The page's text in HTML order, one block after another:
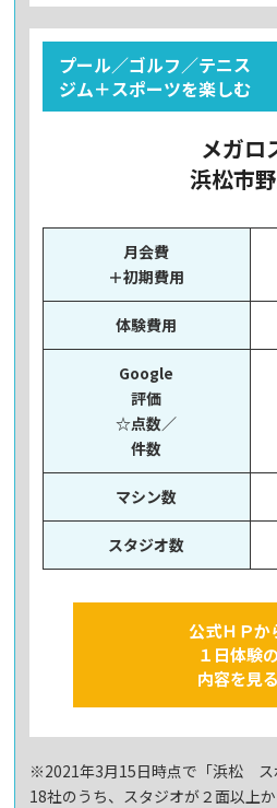
プール／ゴルフ／テニス
ジム＋スポーツを楽しむ
メガロ
浜松市
月会費
＋初期費用
体験費用
Google
評価
☆点数／
件数
マシン数
スタジオ数
公式ＨＰか
１日体験の
内容を見る
※2021年3月15日時点で「浜松 ス
18社のうち、スタジオが２面以上